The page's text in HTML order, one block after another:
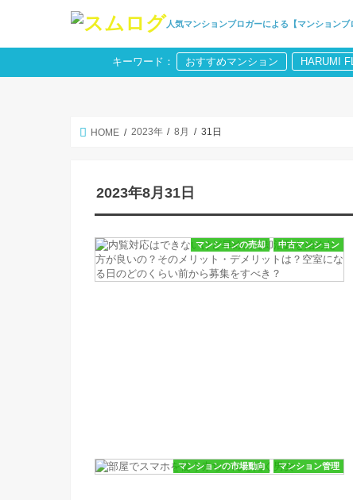
人気マンションブロガーによる【マンションブ
キーワード： おすすめマンション HARUMI
HOME 2023年 8月 31日
2023年8月31日
マンションの売却 中古マンション
マンションの市場動向 マンション管理